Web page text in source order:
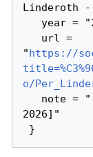
Linderoth
"https://
o/
2026]"